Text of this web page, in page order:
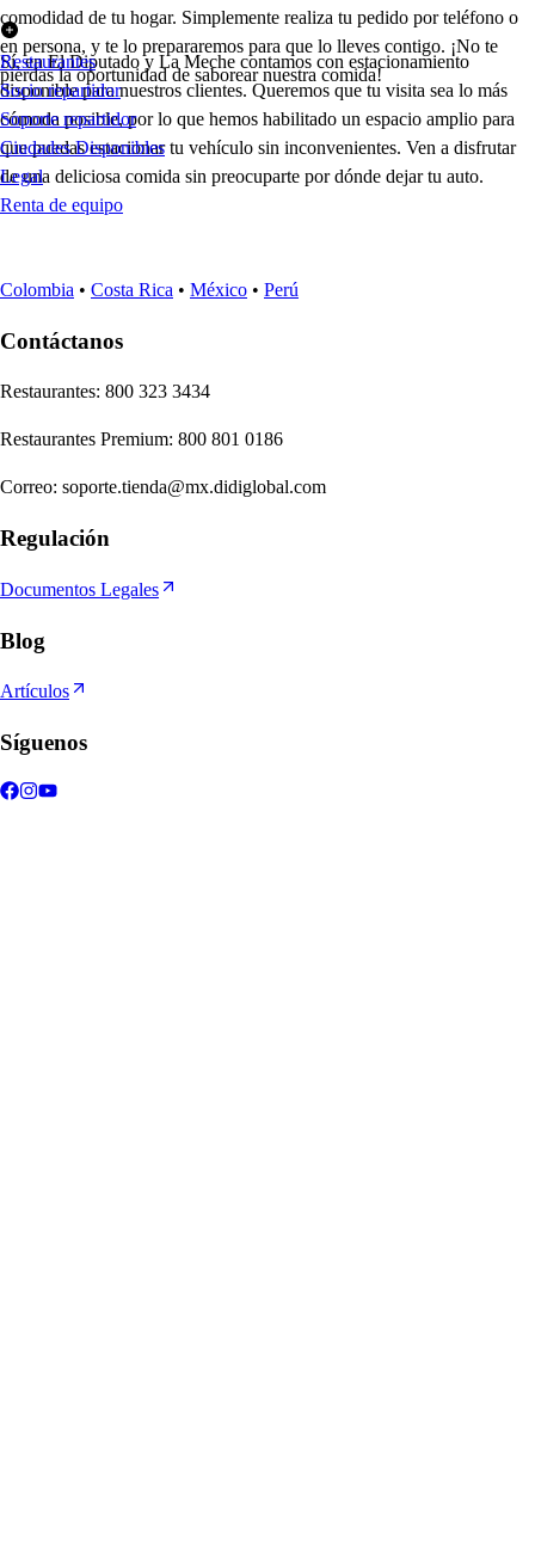
comodidad de tu hogar. Simplemente realiza tu pedido por teléfono o
en persona, y te lo prepararemos para que lo lleves contigo. ¡No te
pierdas la oportunidad de saborear nuestra comida!
Sí, en El Diputado y La Meche contamos con estacionamiento
disponible para nuestros clientes. Queremos que tu visita sea lo más
cómoda posible, por lo que hemos habilitado un espacio amplio para
que puedas estacionar tu vehículo sin inconvenientes. Ven a disfrutar
de una deliciosa comida sin preocuparte por dónde dejar tu auto.
Restaurantes
Socio repartidor
Soporte repartidor
Ciudades Disponibles
Legal
Renta de equipo
Colombia • Costa Rica • México • Perú
Contáctanos
Restaurantes: 800 323 3434
Restaurantes Premium: 800 801 0186
Correo: soporte.tienda@mx.didiglobal.com
Regulación
Documentos Legales
Blog
Artículos
Síguenos